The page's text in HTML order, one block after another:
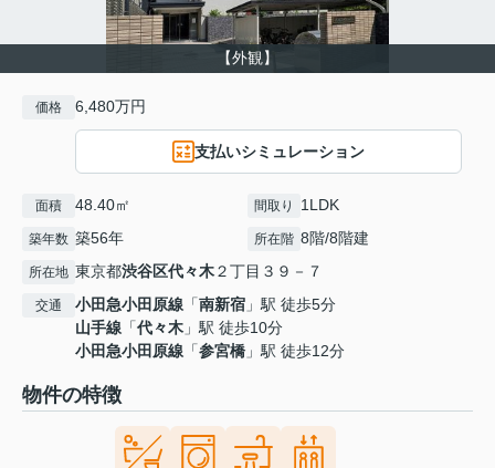
【外観】
価格 6,480万円
支払いシミュレーション
面積 48.40㎡ 間取り 1LDK
築年数 築56年 所在階 8階/8階建
所在地 東京都渋谷区代々木２丁目３９－７
交通 小田急小田原線 「南新宿 」駅 徒歩5分
山手線 「代々木 」駅 徒歩10分
小田急小田原線 「参宮橋 」駅 徒歩12分
物件の特徴